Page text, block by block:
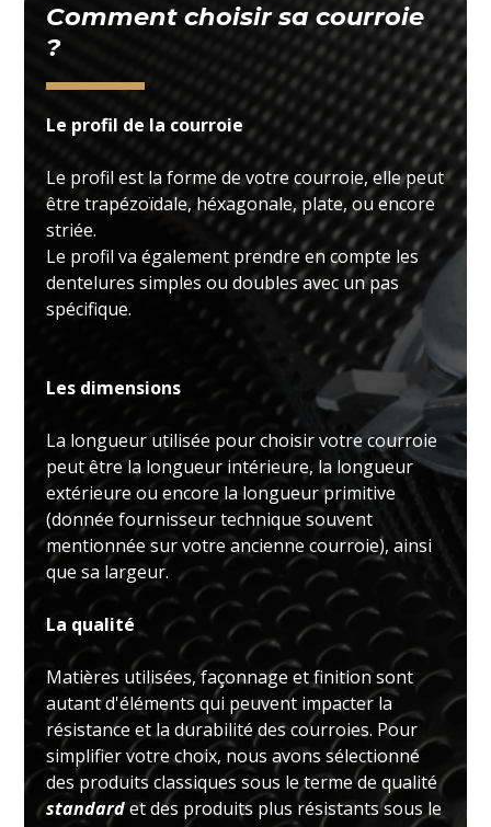
Comment choisir sa courroie
?
Le profil de la courroie
Le profil est la forme de votre courroie, elle peut
être trapézoïdale, héxagonale, plate, ou encore
striée.
Le profil va également prendre en compte les
dentelures simples ou doubles avec un pas
spécifique.
Les dimensions
La longueur utilisée pour choisir votre courroie
peut être la longueur intérieure, la longueur
extérieure ou encore la longueur primitive
(donnée fournisseur technique souvent
mentionnée sur votre ancienne courroie), ainsi
que sa largeur.
La qualité
Matières utilisées, façonnage et finition sont
autant d'éléments qui peuvent impacter la
résistance et la durabilité des courroies. Pour
simplifier votre choix, nous avons sélectionné
des produits classiques sous le terme de qualité
standardet des produits plus résistants sous le